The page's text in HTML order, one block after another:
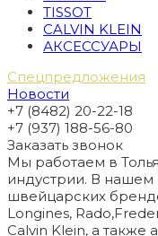
TISSOT
CALVIN KLEIN
АКСЕССУАРЫ
Спецпредложения
Новости
+7 (8482) 20-22-18
+7 (937) 188-56-80
Заказать звонок
Мы работаем в
индустрии. В нашем
швейцарских
Longines,
Calvin Klein, а также